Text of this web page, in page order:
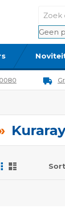
Geen
Foto-
tabel